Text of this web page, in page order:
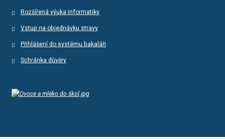
Rozšířená výuka informatiky
Vstup na objednávku stravy
Přihlášení do systému bakaláři
Schránka důvěry